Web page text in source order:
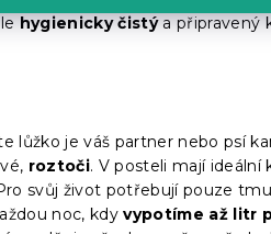
hygienicky čistýa připravený
lůžko je váš partner nebo psí
roztoči. V posteli mají ideální
svůj život potřebují pouze
noc, kdyvypotíme až litr